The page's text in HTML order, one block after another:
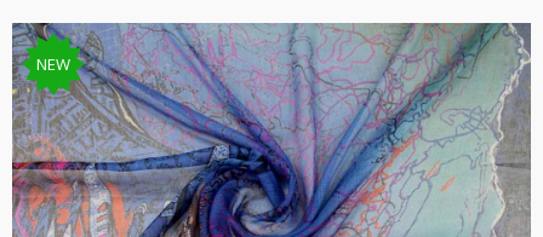
NEW